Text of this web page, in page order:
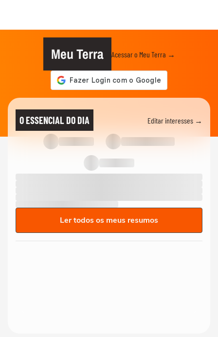
Meu Terra Acessar o Meu Terra →
O ESSENCIAL DO DIA Editar interesses →
Ler todos os meus resumos